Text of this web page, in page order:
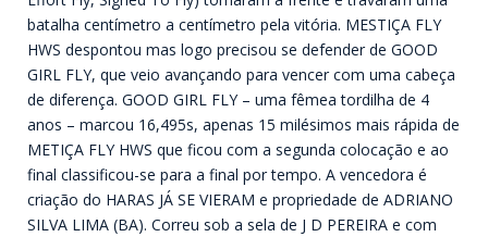
batalha centímetro a centímetro pela vitória. MESTIÇA FLY
HWS despontou mas logo precisou se defender de GOOD
GIRL FLY, que veio avançando para vencer com uma cabeça
de diferença. GOOD GIRL FLY – uma fêmea tordilha de 4
anos – marcou 16,495s, apenas 15 milésimos mais rápida de
METIÇA FLY HWS que ficou com a segunda colocação e ao
final classificou-se para a final por tempo. A vencedora é
criação do HARAS JÁ SE VIERAM e propriedade de ADRIANO
SILVA LIMA (BA). Correu sob a sela de J D PEREIRA e com